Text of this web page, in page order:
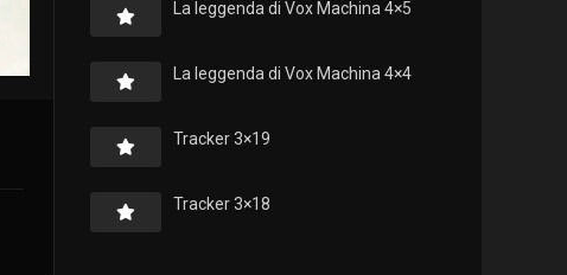
La leggenda di Vox Machina 4×5
La leggenda di Vox Machina 4×4
Tracker 3×19
Tracker 3×18